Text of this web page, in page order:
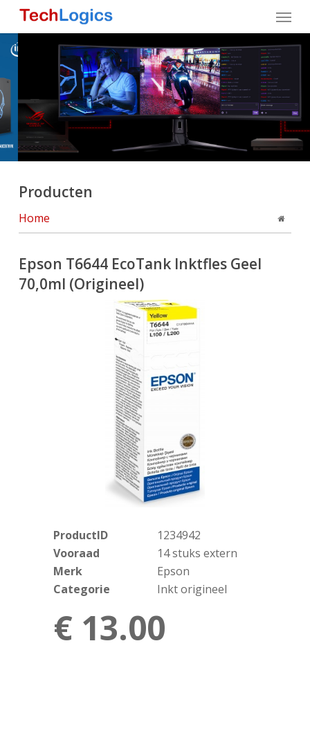
Skip
main
Menu
Producten
Home
Epson T6644 EcoTank Inktfles Geel
70,0ml (Origineel)
ProductID
1234942
Vooraad
14 stuks extern
Merk
Epson
Categorie
Inkt origineel
€ 13.00